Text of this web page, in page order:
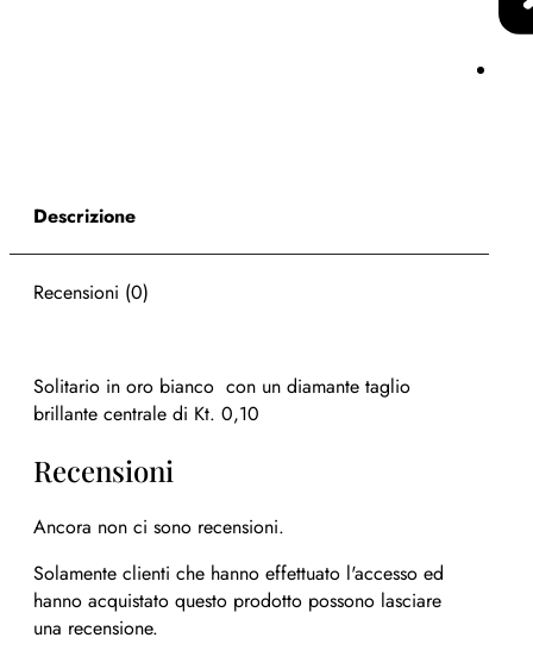
Descrizione
Recensioni (0)
Solitario in oro bianco con un diamante taglio
brillante centrale di Kt. 0,10
Recensioni
Ancora non ci sono recensioni.
Solamente clienti che hanno effettuato l'accesso ed
hanno acquistato questo prodotto possono lasciare
una recensione.